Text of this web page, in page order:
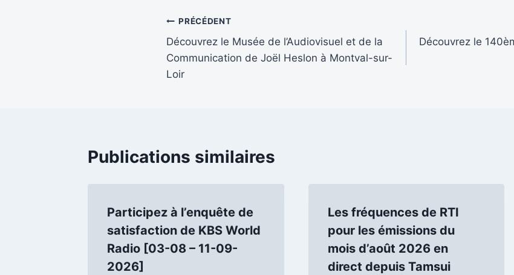
Navigation
de
l’article
PRÉCÉDENT
Découvrez le Musée de l’Audiovisuel et de la
Communication de Joël Heslon à Montval-sur-
Loir
Découvrez le
Publications similaires
Participez à l’enquête de
satisfaction de KBS World
Radio [03-08 – 11-09-
2026]
Les fréquences de RTI
pour les émissions du
mois d’août 2026 en
direct depuis Tamsui